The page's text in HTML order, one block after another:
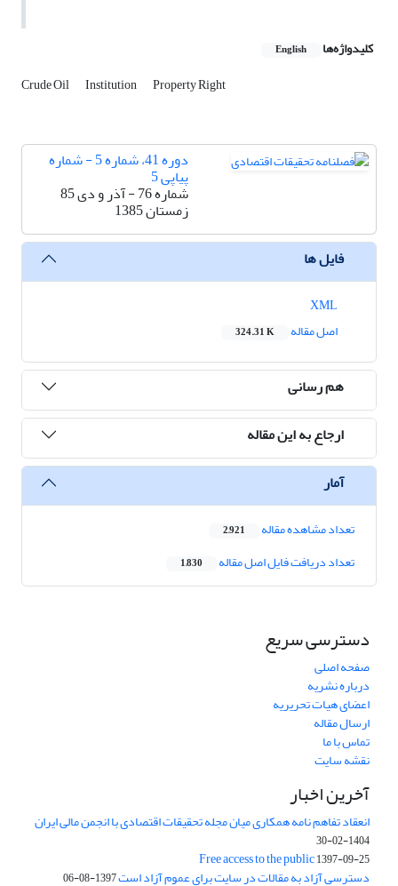
کلیدواژه‌ها English
Crude Oil Institution Property Right
دوره 41، شماره 5 - شماره
پیاپی 5
شماره 76 - آذر و دی 85
زمستان 1385
فایل ها
اصل مقاله
324.31 K
هم رسانی
ارجاع به این مقاله
آمار
تعداد مشاهده مقاله 2,921
تعداد دریافت فایل اصل مقاله 1,830
دسترسی سریع
صفحه اصلی
درباره نشریه
اعضای هیات تحریریه
ارسال مقاله
تماس با ما
نقشه سایت
آخرین اخبار
انعقاد تفاهم نامه همکاری میان مجله تحقیقات اقتصادی با انجمن مالی ایران
1404-02-30
Free access to the public1397-09-25
دسترسی آزاد به مقالات در سایت برای عموم آزاد است1397-08-06